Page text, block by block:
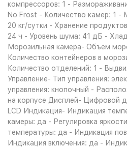
компрессоров: 1 -
No Frost - Количество камер: 1
20 кг/сутки - Хранение
24 ч - Уровень шума: 41 дБ -
Морозильная камера- Объем
Количество контейнеров в
Количество отделений: 1 -
Управление- Тип управления:
управления: кнопочный -
на корпусе Дисплей- Цифровой
LCD Индикация- Индикация
камеры: да - Регулировка
температуры: да - Индикация
Индикация включения: да -